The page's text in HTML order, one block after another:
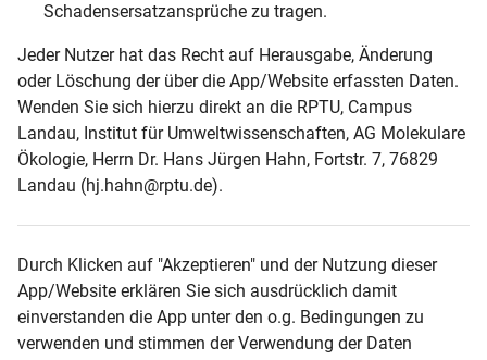
Schadensersatzansprüche zu tragen.
Jeder Nutzer hat das Recht auf Herausgabe, Änderung
oder Löschung der über die App/Website erfassten Daten.
Wenden Sie sich hierzu direkt an die RPTU, Campus
Landau, Institut für Umweltwissenschaften, AG Molekulare
Ökologie, Herrn Dr. Hans Jürgen Hahn, Fortstr. 7, 76829
Landau (hj.hahn@rptu.de).
Durch Klicken auf "Akzeptieren" und der Nutzung dieser
App/Website erklären Sie sich ausdrücklich damit
einverstanden die App unter den o.g. Bedingungen zu
verwenden und stimmen der Verwendung der Daten